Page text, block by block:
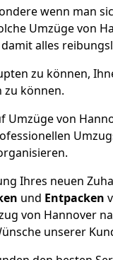
wenn man
Umzüge von
damit alles
zu können,
zu können.
Umzüge von
Ihres neuen
und Entpacken
von Hannover
unserer